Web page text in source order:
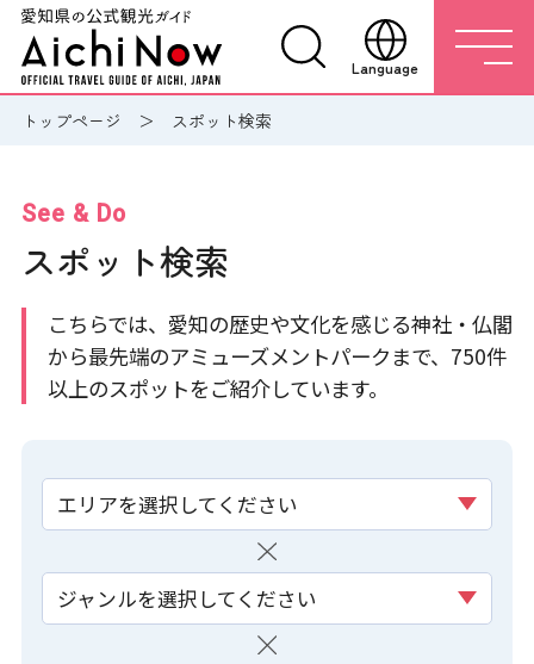
Language
トップページ スポット検索
See & Do
スポット検索
こちらでは、愛知の歴史や文化を感じる神社・仏閣
から最先端のアミューズメントパークまで、750件
以上のスポットをご紹介しています。
エリアを選択してください
ジャンルを選択してください